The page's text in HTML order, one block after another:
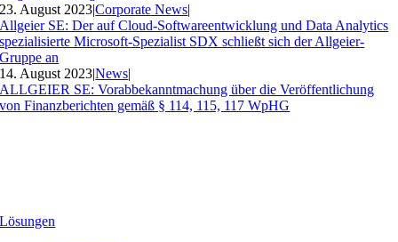
23. August 2023|Corporate News|
Allgeier SE: Der auf Cloud-Softwareentwicklung und Data Analytics
spezialisierte Microsoft-Spezialist SDX schließt sich der Allgeier-
Gruppe an
14. August 2023|News|
ALLGEIER SE: Vorabbekanntmachung über die Veröffentlichung
von Finanzberichten gemäß § 114, 115, 117 WpHG
Lösungen